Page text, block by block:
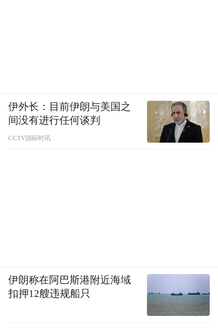
伊外长：目前伊朗与美国之
间没有进行任何谈判
CCTV国际时讯
伊朗称在阿巴斯港附近海域
扣押12艘违规船只